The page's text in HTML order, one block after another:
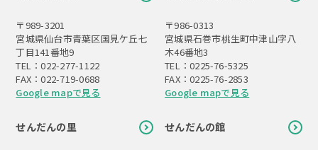
〒989-3201
宮城県仙台市青葉区国見ケ丘七
丁目141番地9
TEL：022-277-1122
FAX：022-719-0688
Google mapで見る
〒986-0313
宮城県石巻市桃生町中津山字八
木46番地3
TEL：0225-76-5325
FAX：0225-76-2853
Google mapで見る
せんだんの里 せんだんの館